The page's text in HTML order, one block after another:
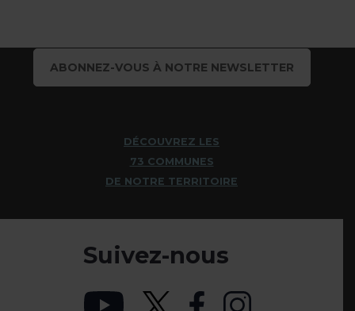
ABONNEZ-VOUS À NOTRE NEWSLETTER
DÉCOUVREZ LES
73 COMMUNES
DE NOTRE TERRITOIRE
Suivez-nous